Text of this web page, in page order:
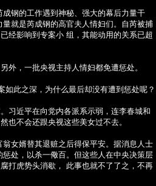
钢的工作遇到神秘、强大的幕后力量干
就是芮成钢的高官夫人情妇们。自芮被捕
经影响到专案小 组，其能动用的关系已超
外，一批央视主持人情妇都免遭惩处。
如此之深，为什么最后却没有遭到惩处呢？
习近平在向党内各派系示弱，连李春城和
也不会还跟央视这些美女过不去。
女婿替其退赃之后得保平安。据消息人士
处，以杀一儆百。但这些人在中央决策层
打虎势头消歇， 此事也就不了了之，不再